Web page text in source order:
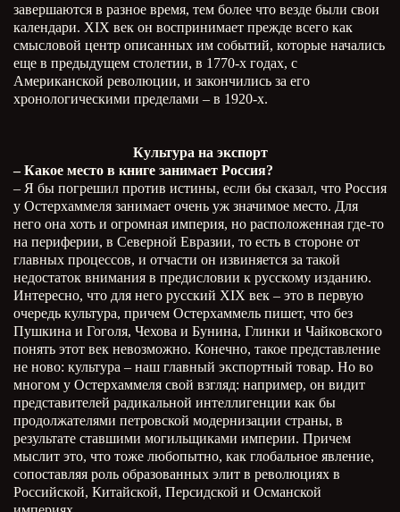
завершаются в разное время, тем более что везде были свои
календари. XIX век он воспринимает прежде всего как
смысловой центр описанных им событий, которые начались
еще в предыдущем столетии, в 1770-х годах, с
Американской революции, и закончились за его
хронологическими пределами – в 1920-х.
Культура на экспорт
– Какое место в книге занимает Россия?
– Я бы погрешил против истины, если бы сказал, что Россия
у Остерхаммеля занимает очень уж значимое место. Для
него она хоть и огромная империя, но расположенная где-то
на периферии, в Северной Евразии, то есть в стороне от
главных процессов, и отчасти он извиняется за такой
недостаток внимания в предисловии к русскому изданию.
Интересно, что для него русский XIX век – это в первую
очередь культура, причем Остерхаммель пишет, что без
Пушкина и Гоголя, Чехова и Бунина, Глинки и Чайковского
понять этот век невозможно. Конечно, такое представление
не ново: культура – наш главный экспортный товар. Но во
многом у Остерхаммеля свой взгляд: например, он видит
представителей радикальной интеллигенции как бы
продолжателями петровской модернизации страны, в
результате ставшими могильщиками империи. Причем
мыслит это, что тоже любопытно, как глобальное явление,
сопоставляя роль образованных элит в революциях в
Российской, Китайской, Персидской и Османской